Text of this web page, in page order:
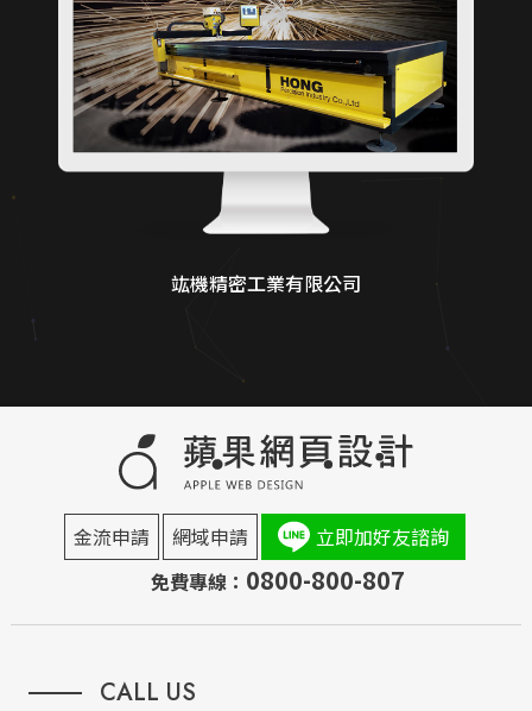
竑機精密工業有限公司
金流申請 網域申請
立即加好友諮詢
免費專線： 0800-800-807
CALL US